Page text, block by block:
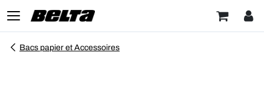
Bacs papier et Accessoires